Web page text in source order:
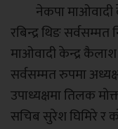
नेकपा माओवादी
रबिन्द्र थिङ
माओवादी केन्द्र
सर्वसम्मत रुपमा
उपाध्यक्षमा तिलक
सचिब सुरेश घिमिरे र